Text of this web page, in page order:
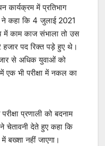
कार्यक्रम में प्रतिभाग
कहा कि 4 जुलाई 2021
काम काज संभाला तो उस
हजार पद रिक्त पड़े हुए थे।
से अधिक युवाओं को
एक भी परीक्षा में नकल का
प्रणाली को बदनाम
चेतावनी देते हुए कहा कि
बख्शा नहीं जाएगा।